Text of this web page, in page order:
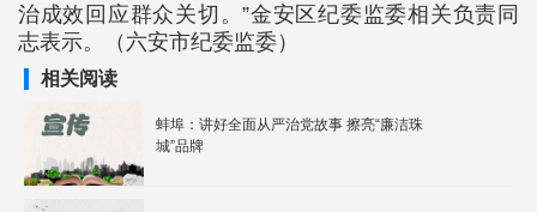
治成效回应群众关切。”金安区纪委监委相关负责同
志表示。（六安市纪委监委）
相关阅读
蚌埠：讲好全面从严治党故事 擦亮“廉洁珠
城”品牌